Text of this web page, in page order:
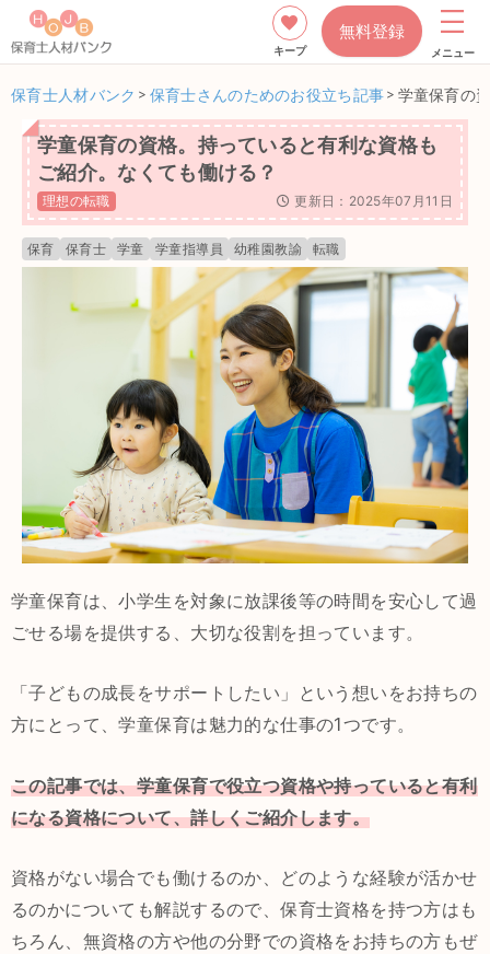
キープ
無料登録
メニュー
保育士人材バンク > 保育士さんのためのお役立ち記事 > 学童保育の
学童保育の資格。持っていると有利な資格も
ご紹介。なくても働ける？
理想の転職 更新日：2025年07月11日
保育 保育士 学童 学童指導員 幼稚園教諭 転職
学童保育は、小学生を対象に放課後等の時間を安心して過
ごせる場を提供する、大切な役割を担っています。
「子どもの成長をサポートしたい」という想いをお持ちの
方にとって、学童保育は魅力的な仕事の1つです。
この記事では、学童保育で役立つ資格や持っていると有利
になる資格について、詳しくご紹介します。
資格がない場合でも働けるのか、どのような経験が活かせ
るのかについても解説するので、保育士資格を持つ方はも
ちろん、無資格の方や他の分野での資格をお持ちの方もぜ